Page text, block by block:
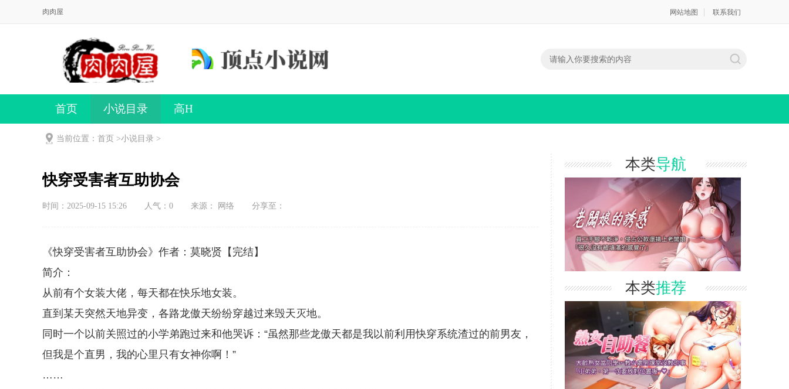
肉肉屋 网站地图 联系我们
首页 小说目录 高H
当前位置：首页 >小说目录 >
快穿受害者互助协会
时间：2025-09-15 15:26 人气： 0 来源： 网络 分享至：
《快穿受害者互助协会》作者：莫晓贤【完结】
简介：
从前有个女装大佬，每天都在快乐地女装。
直到某天突然天地异变，各路龙傲天纷纷穿越过来毁天灭地。
同时一个以前关照过的小学弟跑过来和他哭诉：“虽然那些龙傲天都是我以前利用快穿系统渣过的前男友，
但我是个直男，我的心里只有女神你啊！”
……
本类导航
本类推荐